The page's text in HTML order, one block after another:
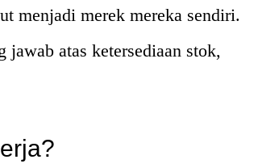
menjadi merek mereka sendiri.
atas ketersediaan stok,